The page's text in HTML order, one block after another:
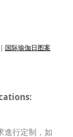
| 国际瑜伽日图案
進行定制，如